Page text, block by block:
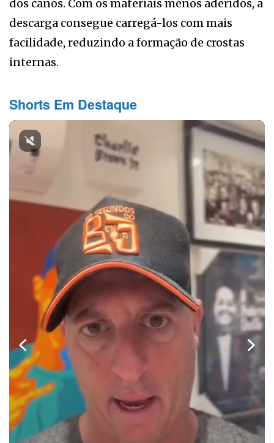
dos canos. Com os materiais menos aderidos, a
descarga consegue carregá-los com mais
facilidade, reduzindo a formação de crostas
internas.
Shorts Em Destaque